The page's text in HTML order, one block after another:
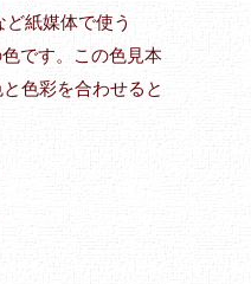
紙媒体で使う
です。この色見本
色彩を合わせると